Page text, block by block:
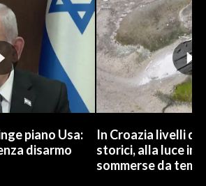
piano Usa:
disarmo
In Croazia livelli
storici, alla luce
sommerse da